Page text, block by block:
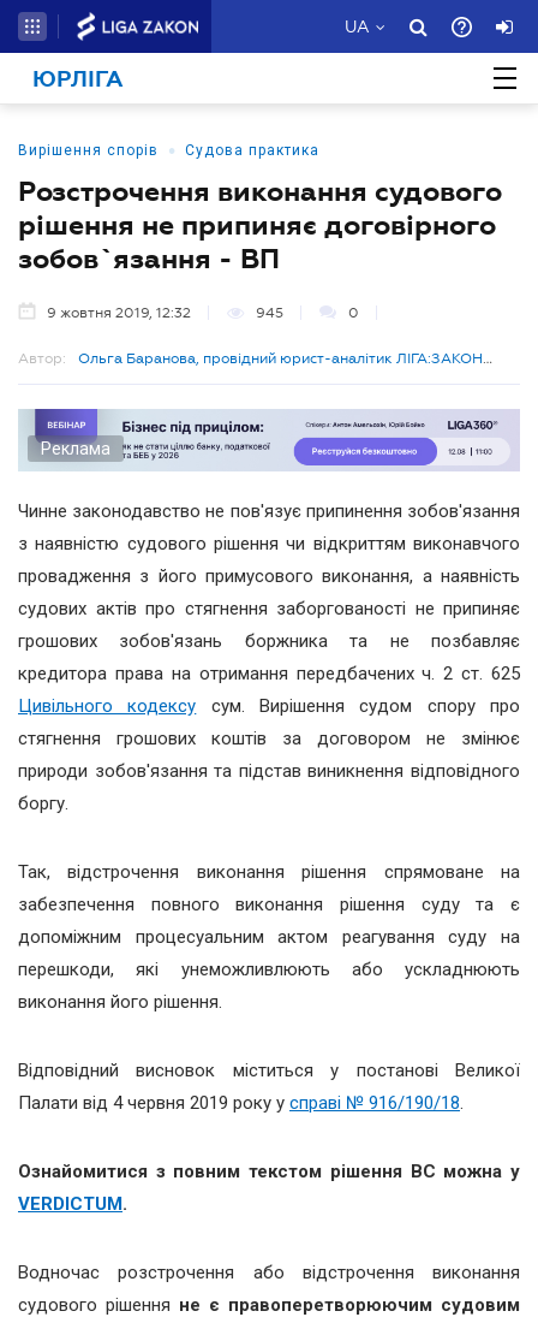
UA
ЮРЛІГА
Вирішення спорів • Судова практика
Розстрочення виконання судового
рішення не припиняє договірного
зобов`язання - ВП
9 жовтня 2019, 12:32 945 0
Автор:
Ольга Баранова, провідний юрист-аналітик ЛІГА:ЗАКОН
Бізнес
Реклама
Чинне законодавство не пов'язує припинення зобов'язання
з наявністю судового рішення чи відкриттям виконавчого
провадження з його примусового виконання, а наявність
судових актів про стягнення заборгованості не припиняє
грошових зобов'язань боржника та не позбавляє
кредитора права на отримання передбачених ч. 2 ст. 625
Цивільного кодексу сум. Вирішення судом спору про
стягнення грошових коштів за договором не змінює
природи зобов'язання та підстав виникнення відповідного
боргу.
Так, відстрочення виконання рішення спрямоване на
забезпечення повного виконання рішення суду та є
допоміжним процесуальним актом реагування суду на
перешкоди, які унеможливлюють або ускладнюють
виконання його рішення.
Відповідний висновок міститься у постанові Великої
Палати від 4 червня 2019 року у справі № 916/190/18.
Ознайомитися з повним текстом рішення ВС можна у
VERDICTUM.
Водночас розстрочення або відстрочення виконання
судового рішення не є правоперетворюючим судовим